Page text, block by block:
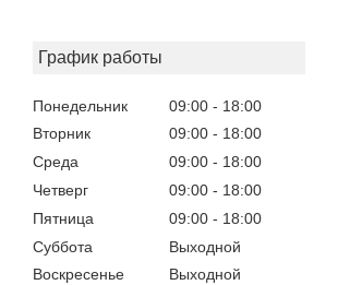
График работы
Понедельник 09:00
18:00
Вторник
09:00
18:00
Среда
09:00
18:00
Четверг
09:00
18:00
Пятница
09:00
18:00
Суббота
Выходной
Воскресенье
Выходной